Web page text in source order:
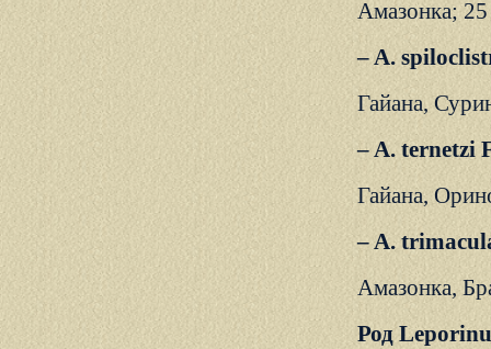
Амазонка;
– A.
Гайана,
– A. ternetzi
Гайана,
– A.
Амазонка,
Род